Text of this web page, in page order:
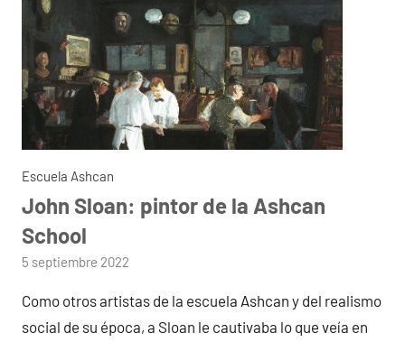
Escuela Ashcan
John Sloan: pintor de la Ashcan
School
por
5 septiembre 2022
Como otros artistas de la escuela Ashcan y del realismo
social de su época, a Sloan le cautivaba lo que veía en